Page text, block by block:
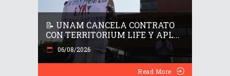
📝 UNAM CANCELA CONTRATO
CON TERRITORIUM LIFE Y APL...
06/08/2026
Read More